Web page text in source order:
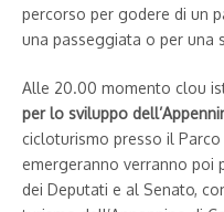
percorso per godere di un
una passeggiata o per una
Alle 20.00 momento clou
per lo sviluppo
cicloturismo presso il
emergeranno verranno poi
dei Deputati e al Senato,